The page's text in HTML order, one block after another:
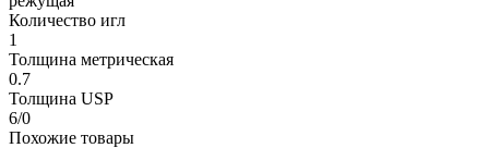
Количество игл
1
Толщина метрическая
0.7
Толщина USP
6/0
Похожие товары